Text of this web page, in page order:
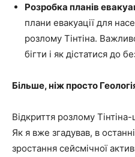
Розробка планів
плани евакуації для
розлому Тінтіна.
бігти і як дістатися до
Більше, ніж просто
Відкриття розлому
Як я вже згадував, в
зростання сейсмічної